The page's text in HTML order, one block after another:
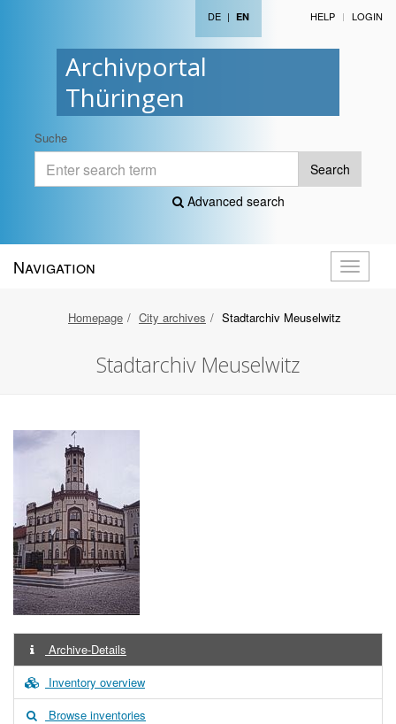
Archivportal
Thüringen
DE | EN HELP LOGIN
Suche
Search
Advanced search
Toggle
Navigation
Homepage City archives Stadtarchiv Meuselwitz
Stadtarchiv Meuselwitz
Archive-Details
Inventory overview
Browse inventories